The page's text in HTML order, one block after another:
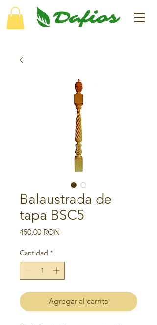
Balaustrada de
tapa BSC5
450,00 RON
Cantidad *
Agregar al carrito